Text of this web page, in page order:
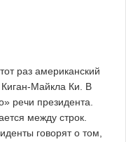
раз американский
Киган-Майкла Ки. В
речи президента.
между строк.
говорят о том,